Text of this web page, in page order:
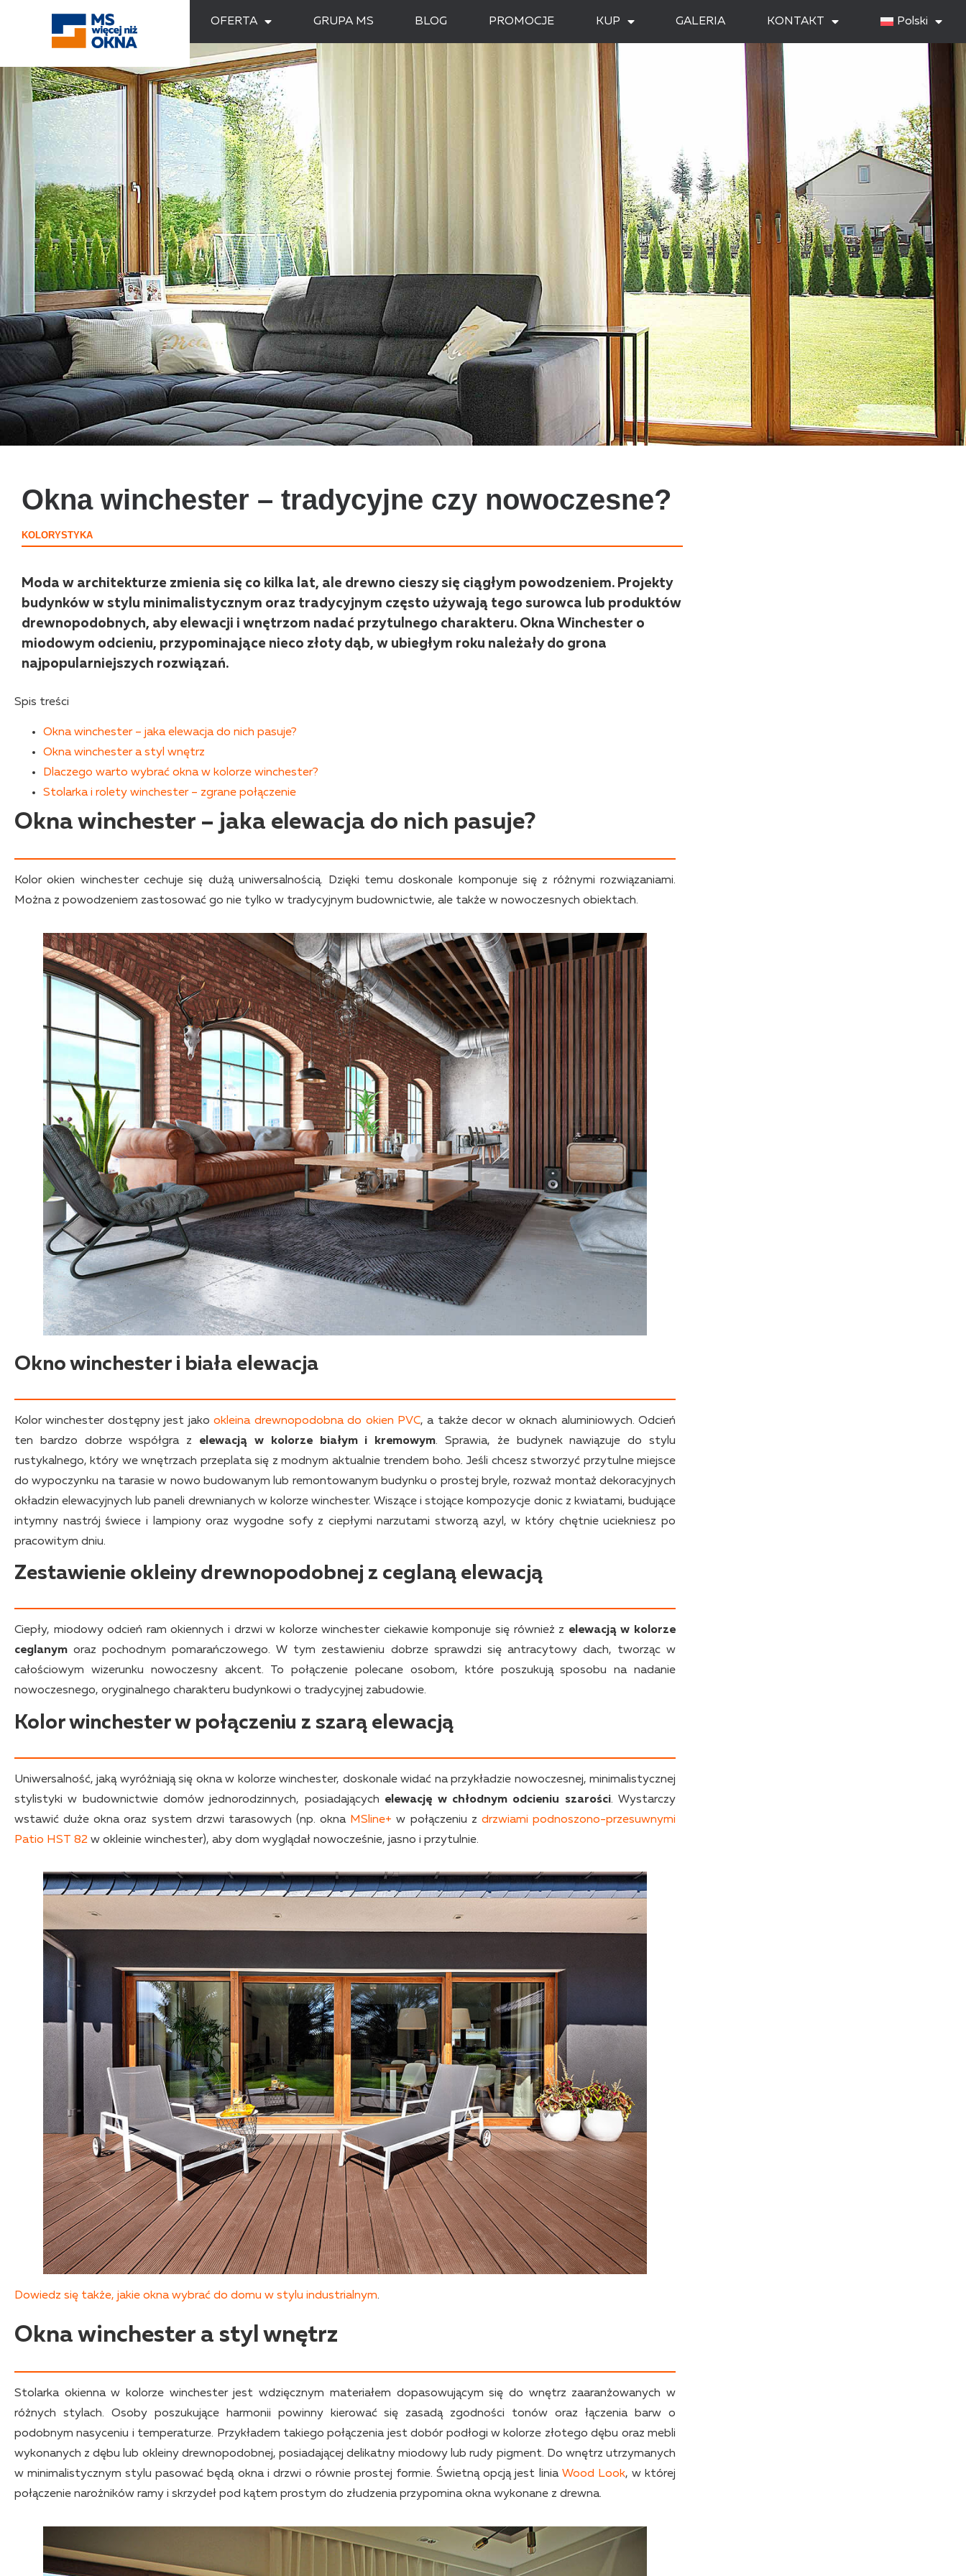
OFERTA GRUPA MS BLOG PROMOCJE KUP GALERIA KONTAKT Polski
Okna winchester – tradycyjne czy nowoczesne?
KOLORYSTYKA
Moda w architekturze zmienia się co kilka lat, ale drewno cieszy się ciągłym powodzeniem. Projekty
budynków w stylu minimalistycznym oraz tradycyjnym często używają tego surowca lub produktów
drewnopodobnych, aby elewacji i wnętrzom nadać przytulnego charakteru. Okna Winchester o
miodowym odcieniu, przypominające nieco złoty dąb, w ubiegłym roku należały do grona
najpopularniejszych rozwiązań.
Spis treści
Okna winchester – jaka elewacja do nich pasuje?
Okna winchester a styl wnętrz
Dlaczego warto wybrać okna w kolorze winchester?
Stolarka i rolety winchester – zgrane połączenie
Okna winchester – jaka elewacja do nich pasuje?
Kolor okien winchester cechuje się dużą uniwersalnością. Dzięki temu doskonale komponuje się z różnymi rozwiązaniami.
Można z powodzeniem zastosować go nie tylko w tradycyjnym budownictwie, ale także w nowoczesnych obiektach.
Okno winchester i biała elewacja
Kolor winchester dostępny jest jakookleina drewnopodobna do okien PVC, a także decor w oknach aluminiowych. Odcień
ten bardzo dobrze współgra z elewacją w kolorze białym i kremowym. Sprawia, że budynek nawiązuje do stylu
rustykalnego, który we wnętrzach przeplata się z modnym aktualnie trendem boho.Jeśli chcesz stworzyć przytulne miejsce
do wypoczynku na tarasie w nowo budowanym lub remontowanym budynku o prostej bryle, rozważ montaż dekoracyjnych
okładzin elewacyjnych lub paneli drewnianych w kolorze winchester. Wiszące i stojące kompozycje donic z kwiatami, budujące
intymny nastrój świece i lampiony oraz wygodne sofy z ciepłymi narzutami stworzą azyl, w który chętnie uciekniesz po
pracowitym dniu.
Zestawienie okleiny drewnopodobnej z ceglaną elewacją
Ciepły, miodowy odcień ram okiennych i drzwi w kolorze winchester ciekawie komponuje się również z elewacją w kolorze
ceglanym oraz pochodnym pomarańczowego. W tym zestawieniu dobrze sprawdzi się antracytowy dach, tworząc w
całościowym wizerunku nowoczesny akcent. To połączenie polecane osobom, które poszukują sposobu na nadanie
nowoczesnego, oryginalnego charakteru budynkowi o tradycyjnej zabudowie.
Kolor winchester w połączeniu z szarą elewacją
Uniwersalność, jaką wyróżniają się okna w kolorze winchester, doskonale widać na przykładzie nowoczesnej, minimalistycznej
stylistyki w budownictwie domów jednorodzinnych, posiadających elewację w chłodnym odcieniu szarości. Wystarczy
wstawić duże okna oraz system drzwi tarasowych (np. okna MSline+ w połączeniu z drzwiami podnoszono-przesuwnymi
Patio HST 82 w okleinie winchester), aby dom wyglądał nowocześnie, jasno i przytulnie.
Dowiedz się także, jakie okna wybrać do domu w stylu industrialnym.
Okna winchester a styl wnętrz
Stolarka okienna w kolorze winchester jest wdzięcznym materiałem dopasowującym się do wnętrz zaaranżowanych w
różnych stylach. Osoby poszukujące harmonii powinny kierować się zasadą zgodności tonów oraz łączenia barw o
podobnym nasyceniu i temperaturze. Przykładem takiego połączenia jest dobór podłogi w kolorze złotego dębu oraz mebli
wykonanych z dębu lub okleiny drewnopodobnej, posiadającej delikatny miodowy lub rudy pigment. Do wnętrz utrzymanych
w minimalistycznym stylu pasować będą okna i drzwi o równie prostej formie. Świetną opcją jest linia Wood Look, w której
połączenie narożników ramy i skrzydeł pod kątem prostym do złudzenia przypomina okna wykonane z drewna.